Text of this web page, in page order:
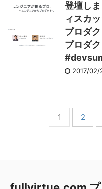
登壇し
ィスカ
プロダ
プロダ
2017/02/
1 2